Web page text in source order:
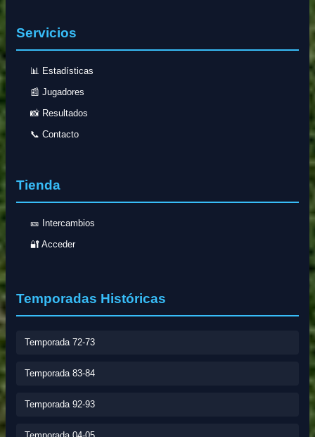
Servicios
📊 Estadísticas
📰 Jugadores
📸 Resultados
📞 Contacto
Tienda
🎫 Intercambios
🔐 Acceder
Temporadas Históricas
Temporada 72-73
Temporada 83-84
Temporada 92-93